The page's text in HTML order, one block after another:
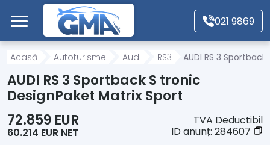
Mergi direct la conținutul principal
021 9869
Acasă
Autoturisme
Motociclete
Acasă Autoturisme Audi RS3 AUDI RS 3
AUDI RS 3 Sportback S tronic
DesignPaket Matrix Sport
72.859 EUR
60.214 EUR NET
TVA Deductibil
ID anunț: 284607